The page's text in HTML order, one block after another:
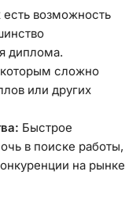
есть возможность
диплома.
сложно
или других
Быстрое
в поиске работы,
на рынке